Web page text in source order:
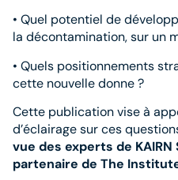
• Quel potentiel de
la décontamination, sur un
• Quels positionnements
cette nouvelle donne ?
Cette publication vise à
d’éclairage sur ces
vue des experts de
partenaire de The